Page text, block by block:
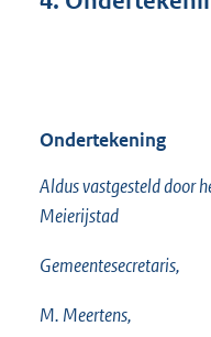
Ondertekening
Aldus vastgesteld door
Meierijstad
Gemeentesecretaris,
M. Meertens,